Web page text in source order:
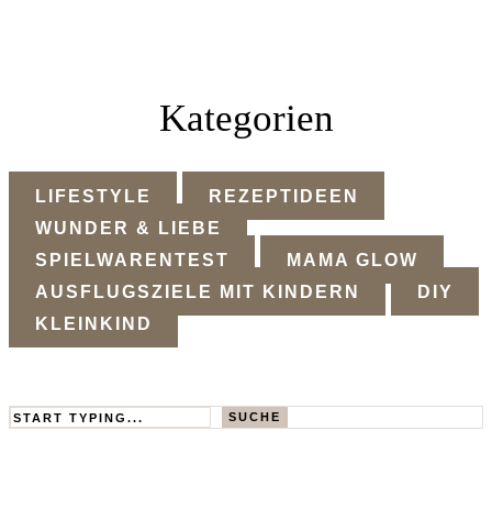
Kategorien
LIFESTYLE
REZEPTIDEEN
WUNDER & LIEBE
SPIELWARENTEST
MAMA GLOW
AUSFLUGSZIELE MIT KINDERN
DIY
KLEINKIND
Search SUCHE